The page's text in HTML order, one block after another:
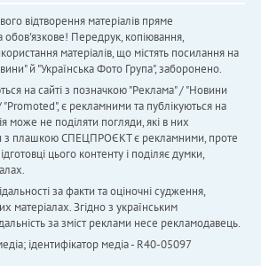
відтворення матеріалів пряме
обов'язкове! Передрук, копіювання,
матеріалів, що містять посилання на
й "Українська Фото Група", заборонено.
на сайті з позначкою "Реклама" / "Новини
є рекламними та публікуються на
може не поділяти погляди, які в них
з плашкою СПЕЦПРОЄКТ є рекламними, проте
цього контенту і поділяє думки,
за факти та оціночні судження,
матеріалах. Згідно з українським
за зміст реклами несе рекламодавець.
ідентифікатор медіа - R40-05097